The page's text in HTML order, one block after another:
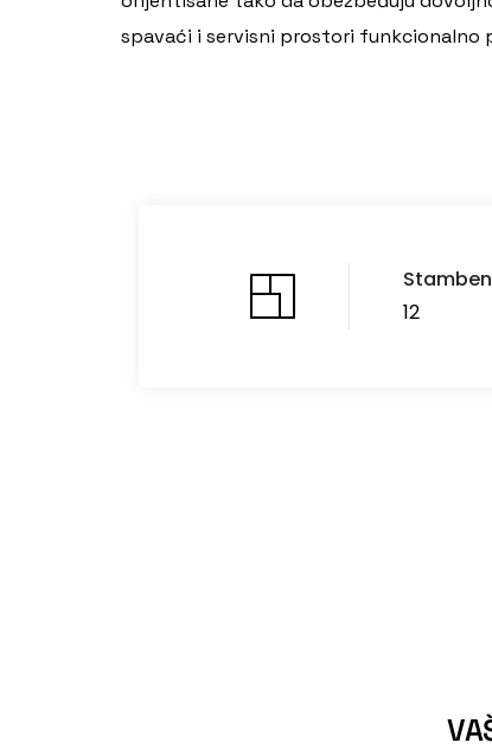
spavaći i servisni prostori funkcionalno
12